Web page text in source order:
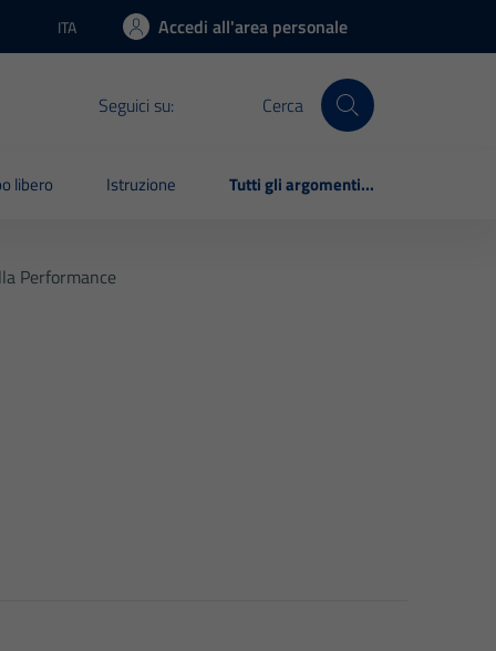
Lingua attiva:
ITA Accedi all'area personale
Seguici su: Cerca
libero Istruzione Tutti gli argomenti...
Performance